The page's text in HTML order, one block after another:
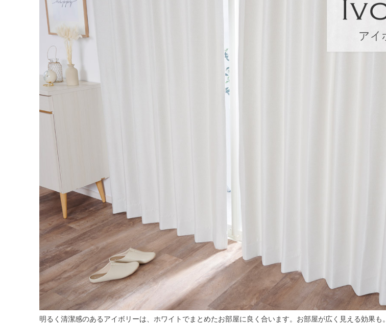
明るく清潔感のあるアイボリーは、ホワイトでまとめたお部屋に良く合います。お部屋が広く見える効果も。